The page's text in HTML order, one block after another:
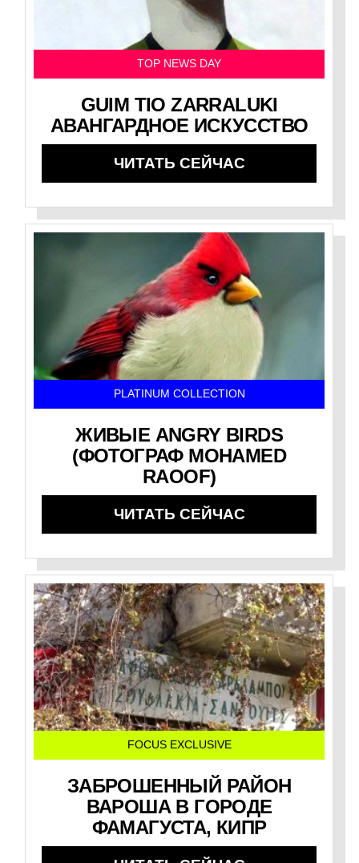
TOP NEWS DAY
GUIM TIO ZARRALUKI
АВАНГАРДНОЕ ИСКУССТВО
ЧИТАТЬ СЕЙЧАС
PLATINUM COLLECTION
ЖИВЫЕ ANGRY BIRDS
(ФОТОГРАФ MOHAMED
RAOOF)
ЧИТАТЬ СЕЙЧАС
FOCUS EXCLUSIVE
ЗАБРОШЕННЫЙ РАЙОН
ВАРОША В ГОРОДЕ
ФАМАГУСТА, КИПР